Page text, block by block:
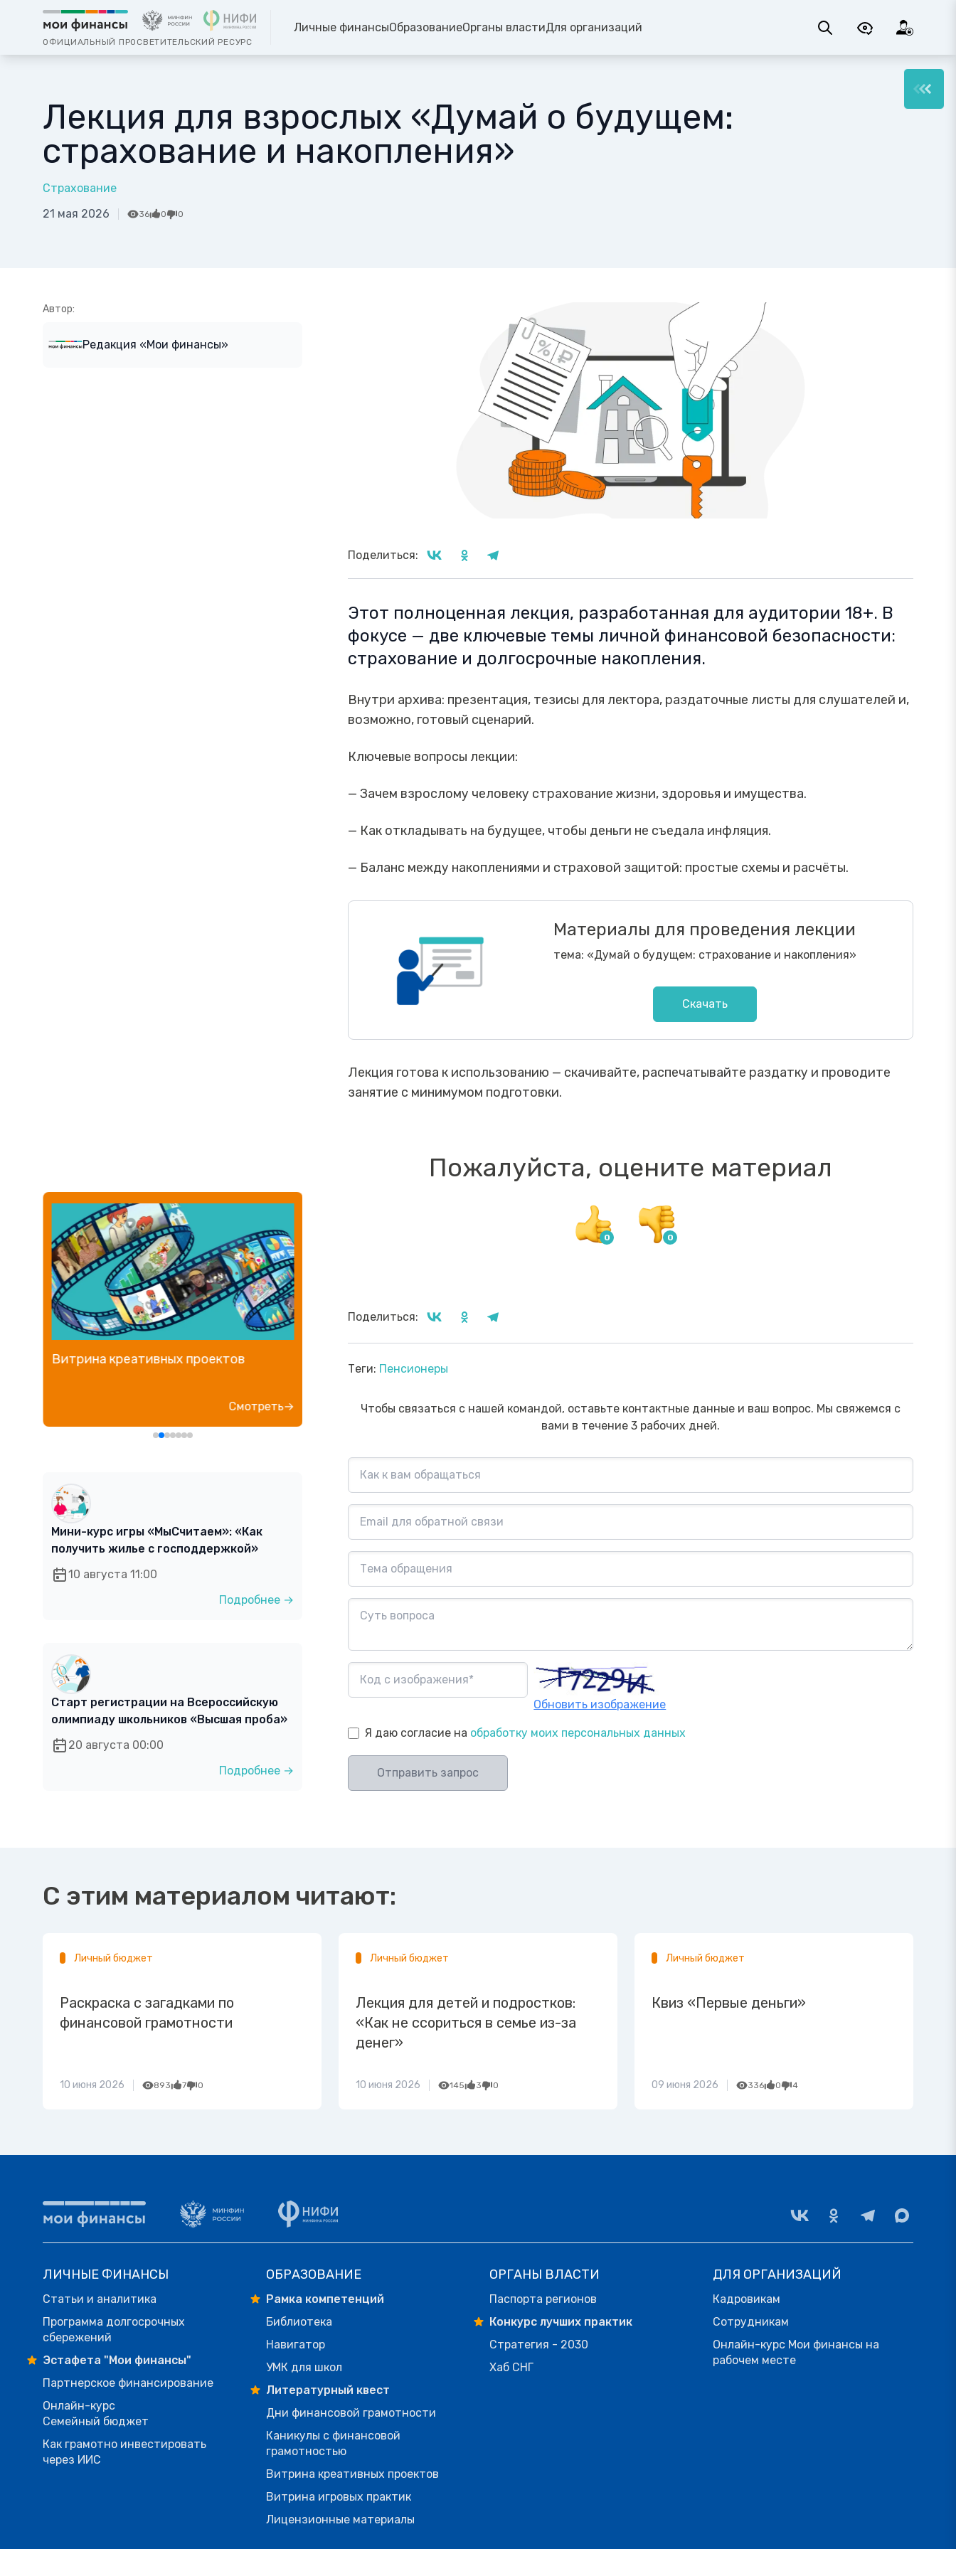
ОФИЦИАЛЬНЫЙ ПРОСВЕТИТЕЛЬСКИЙ РЕСУРС
Личные финансыОбразованиеОрганы властиДля организаций
Лекция для взрослых «Думай о будущем:
страхование и накопления»
Страхование
21 мая 2026
36 0 0
Автор:
Редакция «Мои финансы»
Поделиться:
Этот полноценная лекция, разработанная для аудитории 18+. В
фокусе — две ключевые темы личной финансовой безопасности:
страхование и долгосрочные накопления.
Внутри архива: презентация, тезисы для лектора, раздаточные листы для слушателей и,
возможно, готовый сценарий.
Ключевые вопросы лекции:
— Зачем взрослому человеку страхование жизни, здоровья и имущества.
— Как откладывать на будущее, чтобы деньги не съедала инфляция.
— Баланс между накоплениями и страховой защитой: простые схемы и расчёты.
Материалы для проведения лекции
тема: «Думай о будущем: страхование и накопления»
Скачать
Лекция готова к использованию — скачивайте, распечатывайте раздатку и проводите
занятие с минимумом подготовки.
Пожалуйста, оцените материал
Поделиться:
Теги: Пенсионеры
Чтобы связаться с нашей командой, оставьте контактные данные и ваш вопрос. Мы свяжемся с
вами в течение 3 рабочих дней.
Обновить изображение
Я даю согласие на обработку моих персональных данных
Отправить запрос
Витрина креативных проектов
Смотреть→
Финансовый блогер»
Посмотреть→ Посмотреть→
Мини-курс игры «МыСчитаем»: «Как
получить жилье с господдержкой»
10 августа 11:00
Подробнее →
Старт регистрации на Всероссийскую
олимпиаду школьников «Высшая проба»
20 августа 00:00
Подробнее →
С этим материалом читают:
Личный бюджет
Раскраска с загадками по
финансовой грамотности
10 июня 2026 893 7 0
Личный бюджет
Лекция для детей и подростков:
«Как не ссориться в семье из-за
денег»
10 июня 2026 145 3 0
Личный бюджет
Квиз «Первые деньги»
09 июня 2026 336 0 4
ЛИЧНЫЕ ФИНАНСЫ
Статьи и аналитика
Программа долгосрочных
сбережений
Эстафета "Мои финансы"
Партнерское финансирование
Онлайн-курс
Семейный бюджет
Как грамотно инвестировать
через ИИС
ОБРАЗОВАНИЕ
Рамка компетенций
Библиотека
Навигатор
УМК для школ
Литературный квест
Дни финансовой грамотности
Каникулы с финансовой
грамотностью
Витрина креативных проектов
Витрина игровых практик
Лицензионные материалы
ОРГАНЫ ВЛАСТИ
Паспорта регионов
Конкурс лучших практик
Стратегия - 2030
Хаб СНГ
ДЛЯ ОРГАНИЗАЦИЙ
Кадровикам
Сотрудникам
Онлайн-курс Мои финансы на
рабочем месте